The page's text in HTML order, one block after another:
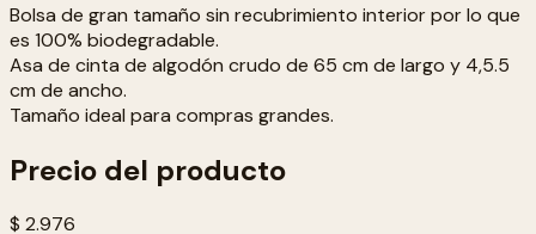
Bolsa de gran tamaño sin recubrimiento interior por lo que
es 100% biodegradable.
Asa de cinta de algodón crudo de 65 cm de largo y 4,5.5
cm de ancho.
Tamaño ideal para compras grandes.
Precio del producto
$ 2.976